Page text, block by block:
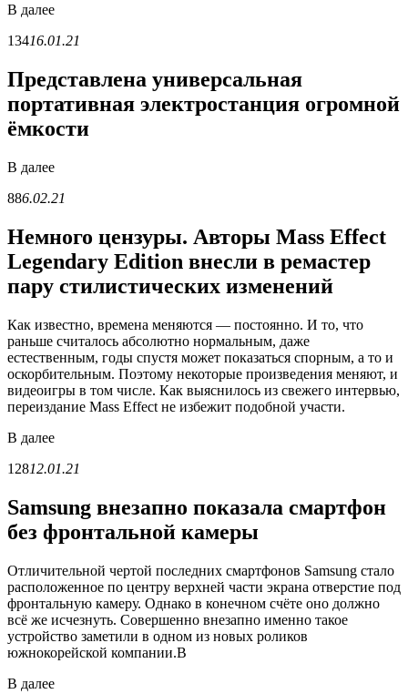
В далее
13416.01.21
Представлена универсальная
портативная электростанция огромной
ёмкости
В далее
886.02.21
Немного цензуры. Авторы Mass Effect
Legendary Edition внесли в ремастер
пару стилистических изменений
Как известно, времена меняются — постоянно. И то, что
раньше считалось абсолютно нормальным, даже
естественным, годы спустя может показаться спорным, а то и
оскорбительным. Поэтому некоторые произведения меняют, и
видеоигры в том числе. Как выяснилось из свежего интервью,
переиздание Mass Effect не избежит подобной участи.
В далее
12812.01.21
Samsung внезапно показала смартфон
без фронтальной камеры
Отличительной чертой последних смартфонов Samsung стало
расположенное по центру верхней части экрана отверстие под
фронтальную камеру. Однако в конечном счёте оно должно
всё же исчезнуть. Совершенно внезапно именно такое
устройство заметили в одном из новых роликов
южнокорейской компании.В
В далее